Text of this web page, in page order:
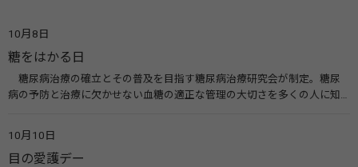
10月8日
糖をはかる日
糖尿病治療の確立とその普及を目指す糖尿病治療研究会が制定。糖尿
病の予防と治療に欠かせない血糖の適正な管理の大切さを多くの人に知
療研究会） 糖尿病ネットワーク
10月10日
目の愛護デー